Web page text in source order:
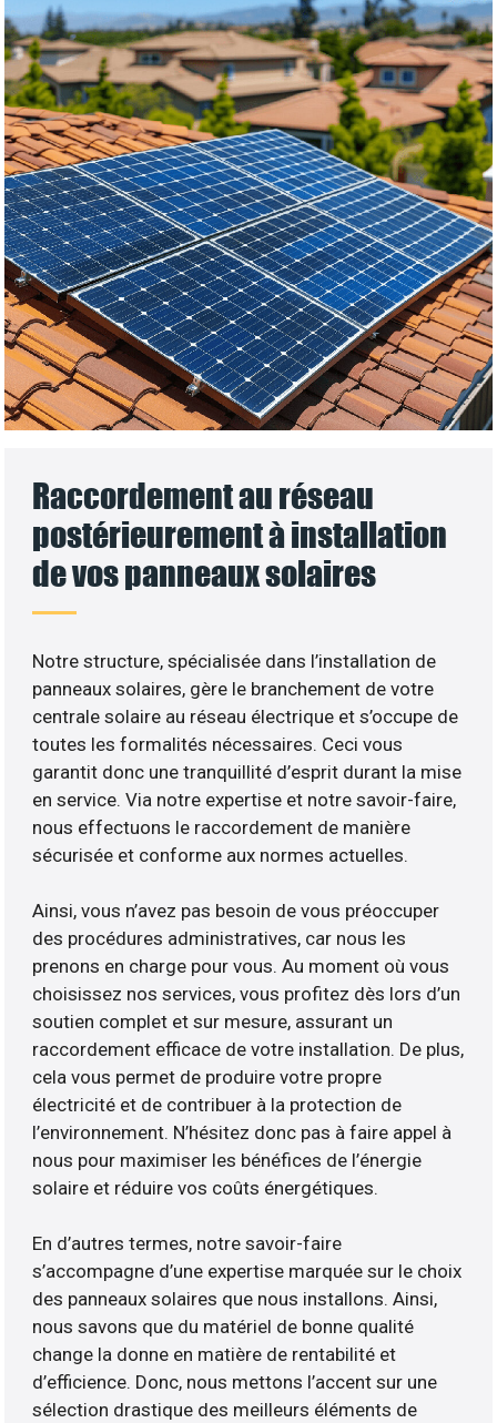
Raccordement au réseau
postérieurement à installation
de vos panneaux solaires
Notre structure, spécialisée dans l’installation de
panneaux solaires, gère le branchement de votre
centrale solaire au réseau électrique et s’occupe de
toutes les formalités nécessaires. Ceci vous
garantit donc une tranquillité d’esprit durant la mise
en service. Via notre expertise et notre savoir-faire,
nous effectuons le raccordement de manière
sécurisée et conforme aux normes actuelles.
Ainsi, vous n’avez pas besoin de vous préoccuper
des procédures administratives, car nous les
prenons en charge pour vous. Au moment où vous
choisissez nos services, vous profitez dès lors d’un
soutien complet et sur mesure, assurant un
raccordement efficace de votre installation. De plus,
cela vous permet de produire votre propre
électricité et de contribuer à la protection de
l’environnement. N’hésitez donc pas à faire appel à
nous pour maximiser les bénéfices de l’énergie
solaire et réduire vos coûts énergétiques.
En d’autres termes, notre savoir-faire
s’accompagne d’une expertise marquée sur le choix
des panneaux solaires que nous installons. Ainsi,
nous savons que du matériel de bonne qualité
change la donne en matière de rentabilité et
d’efficience. Donc, nous mettons l’accent sur une
sélection drastique des meilleurs éléments de